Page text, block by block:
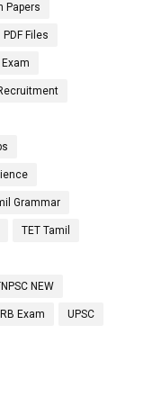
Papers
PDF Files
Grammar
TET Tamil
NEW
Exam UPSC